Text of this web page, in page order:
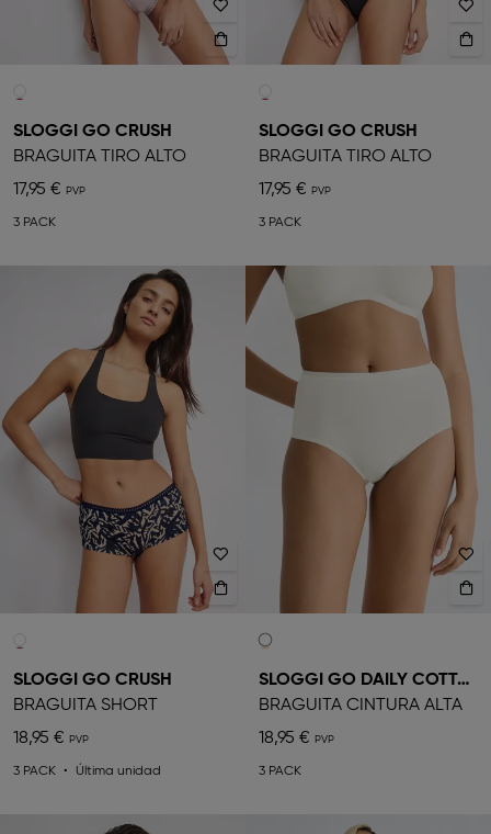
SLOGGI GO CRUSH
BRAGUITA TIRO ALTO
17,95 €
3 PACK
SLOGGI GO CRUSH
BRAGUITA TIRO ALTO
17,95 €
3 PACK
SLOGGI GO CRUSH
BRAGUITA SHORT
18,95 €
3 PACK Última unidad
SLOGGI GO DAILY COTTON
BRAGUITA CINTURA ALTA
18,95 €
3 PACK